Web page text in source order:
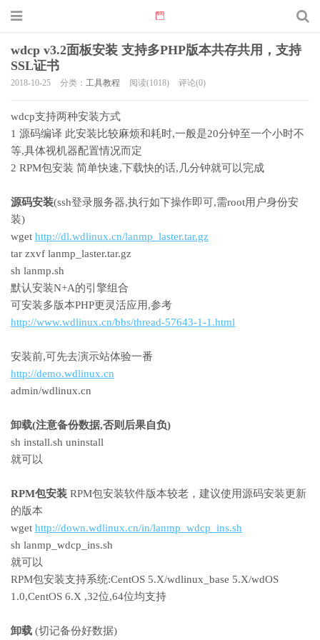
wdcp v3.2面板安装 支持多PHP版本共存共用，支持
SSL证书
2018-10-25 分类： 工具教程 阅读(1018) 评论(0)
wdcp支持两种安装方式
1 源码编译 此安装比较麻烦和耗时,一般是20分钟至一个小时不
等,具体视机器配置情况而定
2 RPM包安装 简单快速,下载快的话,几分钟就可以完成
源码安装(ssh登录服务器,执行如下操作即可,需root用户身份安
装)
wget http://dl.wdlinux.cn/lanmp_laster.tar.gz
tar zxvf lanmp_laster.tar.gz
sh lanmp.sh
默认安装N+A的引擎组合
可安装多版本PHP更灵活应用,参考
http://www.wdlinux.cn/bbs/thread-57643-1-1.html
安装前,可先去演示站体验一番
http://demo.wdlinux.cn
admin/wdlinux.cn
卸载(注意备份数据,否则后果自负)
sh install.sh uninstall
就可以
RPM包安装 RPM包安装软件版本较老，建议使用源码安装更新
的版本
wget http://down.wdlinux.cn/in/lanmp_wdcp_ins.sh
sh lanmp_wdcp_ins.sh
就可以
RPM包安装支持系统:CentOS 5.X/wdlinux_base 5.X/wdOS
1.0,CentOS 6.X ,32位,64位均支持
卸载 (切记备份好数据)